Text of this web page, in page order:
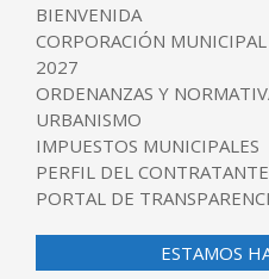
BIENVENIDA
CORPORACIÓN
2027
ORDENANZAS Y
URBANISMO
IMPUESTOS MUNICIPALES
PERFIL DEL CONTRATANTE
PORTAL DE
ESTAMOS